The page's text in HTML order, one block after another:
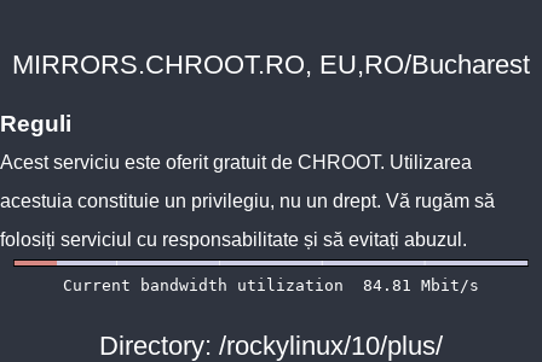
MIRRORS.CHROOT.RO, EU,RO/Bucharest
Reguli
Acest serviciu este oferit gratuit de CHROOT. Utilizarea
acestuia constituie un privilegiu, nu un drept. Vă rugăm să
folosiți serviciul cu responsabilitate și să evitați abuzul.
Directory: /rockylinux/10/plus/